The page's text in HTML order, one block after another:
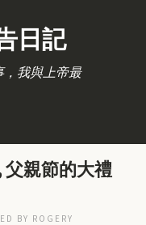
日記
，我與上帝最
父親節的大禮
BY ROGERY